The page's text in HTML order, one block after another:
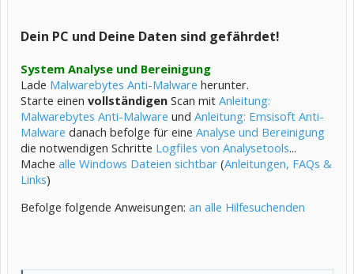
Dein PC und Deine Daten sind gefährdet!
System Analyse und Bereinigung
Lade Malwarebytes Anti-Malware herunter.
Starte einen vollständigen Scan mit Anleitung:
Malwarebytes Anti-Malware und Anleitung: Emsisoft Anti-
Malware danach befolge für eine Analyse und Bereinigung
die notwendigen Schritte Logfiles von Analysetools...
Mache alle Windows Dateien sichtbar (Anleitungen, FAQs &
Links)
Befolge folgende Anweisungen: an alle Hilfesuchenden